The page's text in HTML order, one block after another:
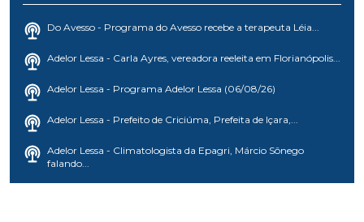
Do Avesso - Programa do Avesso recebe a terapeuta Léia...
Adelor Lessa - Carla Ayres, vereadora reeleita em Florianópolis...
Adelor Lessa - Programa Adelor Lessa (06/08/26)
Adelor Lessa - Prefeito de Criciúma, Prefeita de Içara,...
Adelor Lessa - Climatologista da Epagri, Márcio Sônego
falando...